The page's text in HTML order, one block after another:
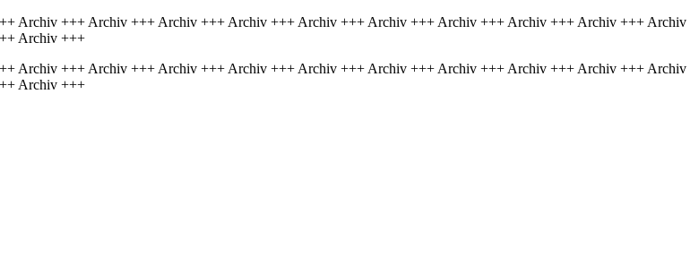
Archiv +++ Archiv +++ Archiv +++ Archiv +++ Archiv +++ Archiv +++ Archiv +++ Archiv +++ Archiv +++ Archiv
Archiv +++
Archiv +++ Archiv +++ Archiv +++ Archiv +++ Archiv +++ Archiv +++ Archiv +++ Archiv +++ Archiv +++ Archiv
Archiv +++